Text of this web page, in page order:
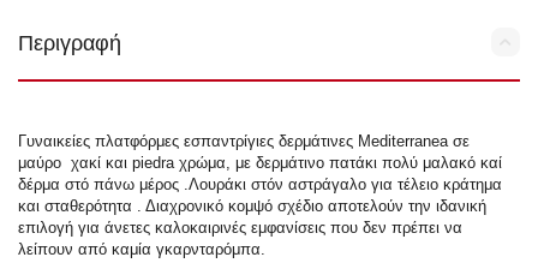
Περιγραφή
Γυναικείες πλατφόρμες εσπαντρίγιες δερμάτινες Mediterranea σε
μαύρο χακί και piedra χρώμα, με δερμάτινο πατάκι πολύ μαλακό καί
δέρμα στό πάνω μέρος .Λουράκι στόν αστράγαλο για τέλειο κράτημα
και σταθερότητα . Διαχρονικό κομψό σχέδιο αποτελούν την ιδανική
επιλογή για άνετες καλοκαιρινές εμφανίσεις που δεν πρέπει να
λείπουν από καμία γκαρνταρόμπα.